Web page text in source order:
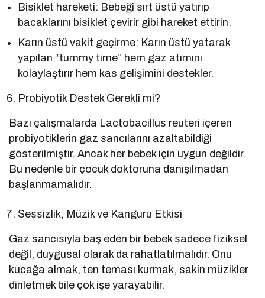
Bisiklet hareketi: Bebeği sırt üstü yatırıp
bacaklarını bisiklet çevirir gibi hareket ettirin.
Karın üstü vakit geçirme: Karın üstü yatarak
yapılan “tummy time” hem gaz atımını
kolaylaştırır hem kas gelişimini destekler.
Probiyotik Destek Gerekli mi?
Bazı çalışmalarda Lactobacillus reuteri içeren
probiyotiklerin gaz sancılarını azaltabildiği
gösterilmiştir. Ancak her bebek için uygun değildir.
Bu nedenle bir çocuk doktoruna danışılmadan
başlanmamalıdır.
Sessizlik, Müzik ve Kanguru Etkisi
Gaz sancısıyla baş eden bir bebek sadece fiziksel
değil, duygusal olarak da rahatlatılmalıdır. Onu
kucağa almak, ten teması kurmak, sakin müzikler
dinletmek bile çok işe yarayabilir.